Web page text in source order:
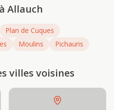
Allauch
Plan de Cuques
Moulins Pichauris
villes voisines